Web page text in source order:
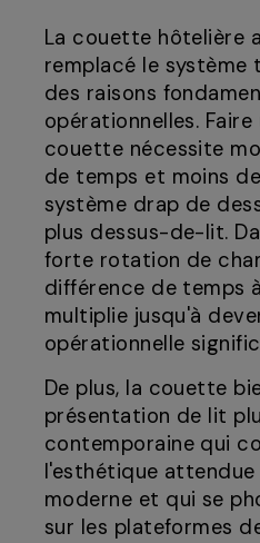
La couette hôtelière
remplacé le système
des raisons
opérationnelles.
couette nécessite
de temps et moins
système drap de
plus dessus-de-lit.
forte rotation de
différence de temps
multiplie jusqu'à
opérationnelle
De plus, la couette
présentation de lit
contemporaine qui
l'esthétique attendue
moderne et qui se
sur les plateformes